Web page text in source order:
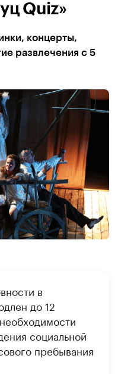
Quiz»
концерты,
развлечения с 5
в
до 12
социальной
пребывания